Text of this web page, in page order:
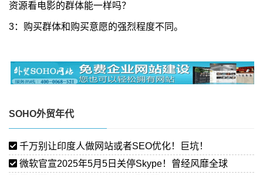
资源看电影的群体能一样吗？
3：购买群体和购买意愿的强烈程度不同。
SOHO外贸年代
千万别让印度人做网站或者SEO优化！巨坑！
微软官宣2025年5月5日关停Skype！曾经风靡全球